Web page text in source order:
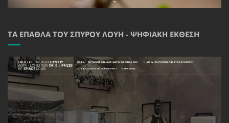
ΤΑ ΈΠΑΘΛΑ ΤΟΥ ΣΠΎΡΟΥ ΛΟΎΗ - ΨΗΦΙΑΚΉ ΈΚΘΕΣΗ